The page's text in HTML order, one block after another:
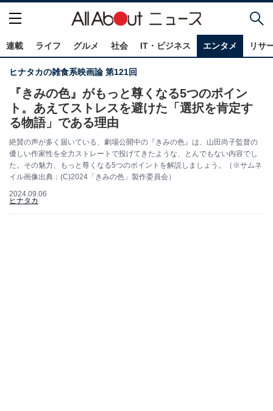
連載 ライフ グルメ 社会 IT・ビジネス エンタメ リサ
ヒナタカの雑食系映画論 第121回
『きみの色』がもっと尊くなる5つのポイン
ト。あえてストレスを避けた「選択を肯定す
る物語」である理由
絶賛の声が多く届いている、劇場公開中の『きみの色』は、山田尚子監督の
優しい作家性を全力ストレートで投げてきたような、とんでもない内容でし
た。その魅力、もっと尊くなる5つのポイントを解説しましょう。（※サムネ
イル画像出典：(C)2024「きみの色」製作委員会）
2024.09.06
ヒナタカ